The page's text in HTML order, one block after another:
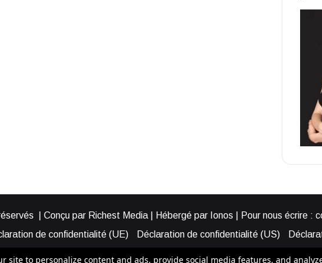
| Conçu par Richest Media | Hébergé par Ionos | Pour nous écrire :
de confidentialité (UE) Déclaration de confidentialité (US)
site to personalize content and ads, provide social media features, and